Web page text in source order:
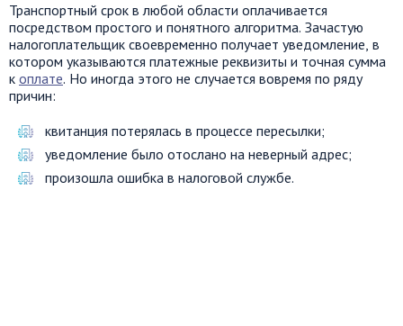
Транспортный срок в любой области оплачивается
посредством простого и понятного алгоритма. Зачастую
налогоплательщик своевременно получает уведомление, в
котором указываются платежные реквизиты и точная сумма
к оплате. Но иногда этого не случается вовремя по ряду
причин:
квитанция потерялась в процессе пересылки;
уведомление было отослано на неверный адрес;
произошла ошибка в налоговой службе.